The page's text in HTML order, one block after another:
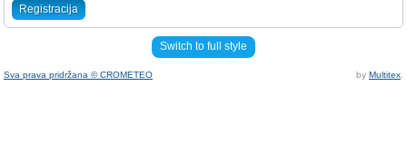
Registracija
Switch to full style
Sva prava pridržana © CROMETEO by Multitex